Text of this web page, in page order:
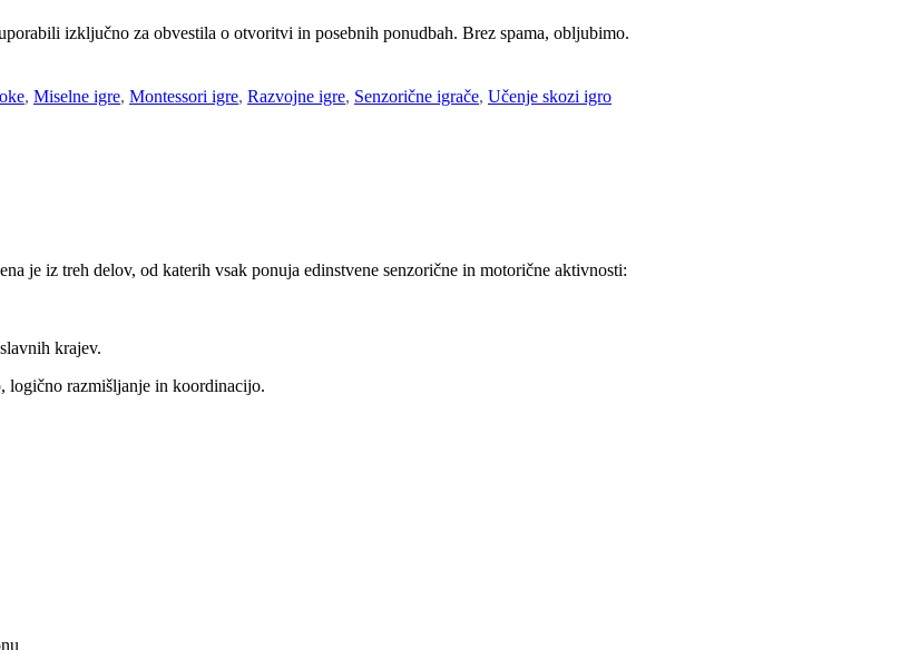
izključno za obvestila o otvoritvi in posebnih ponudbah. Brez spama, obljubimo.
, Miselne igre, Montessori igre, Razvojne igre, Senzorične igrače, Učenje skozi igro
je iz treh delov, od katerih vsak ponuja edinstvene senzorične in motorične aktivnosti:
krajev.
logično razmišljanje in koordinacijo.